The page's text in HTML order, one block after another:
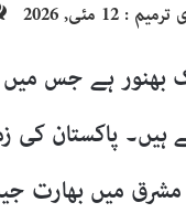
: 12 مئی, 2026
بھنور ہے جس میں
پاکستان کی
میں بھارت